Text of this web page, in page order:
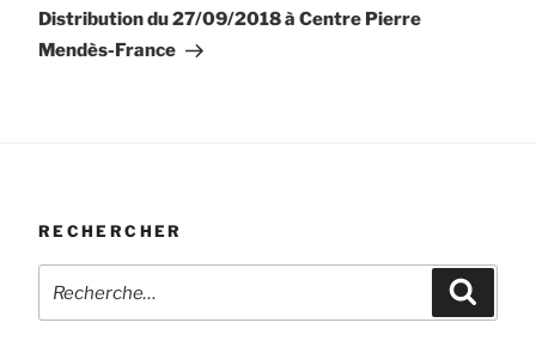
suivant
Distribution du 27/09/2018 à Centre Pierre
Mendès-France
RECHERCHER